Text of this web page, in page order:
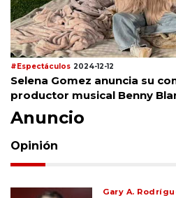
#Espectáculos 2024-12-12
Selena Gomez anuncia su
productor musical Benny
Anuncio
Opinión
Gary A.